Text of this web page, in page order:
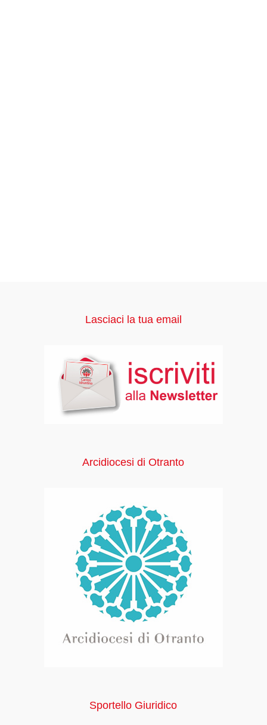
Lasciaci la tua email
Arcidiocesi di Otranto
Sportello Giuridico